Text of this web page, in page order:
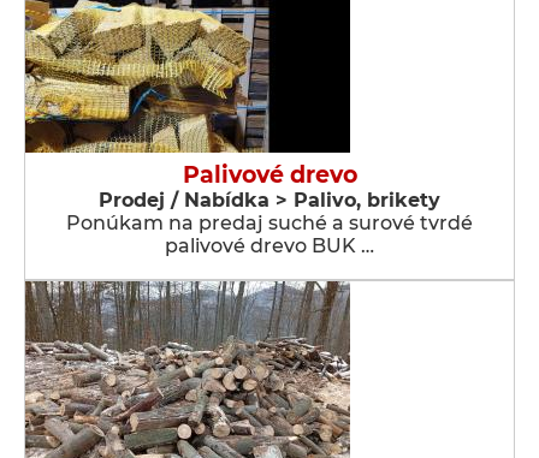
Palivové drevo
Prodej / Nabídka > Palivo, brikety
Ponúkam na predaj suché a surové tvrdé
palivové drevo BUK …